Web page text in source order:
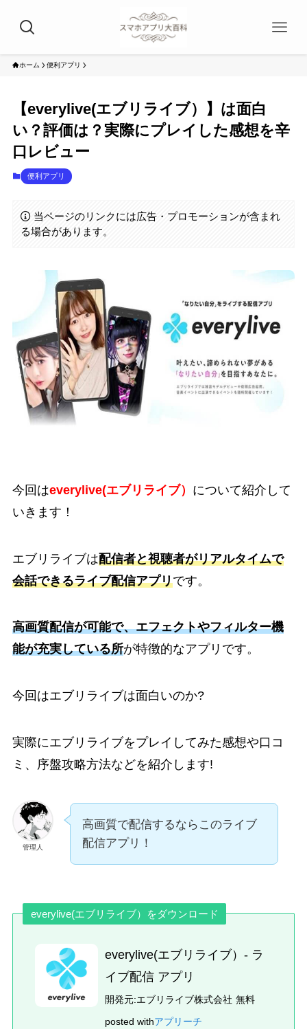
ホーム 便利アプリ
【everylive(エブリライブ）】は面白
い？評価は？実際にプレイした感想を辛
口レビュー
便利アプリ
当ページのリンクには広告・プロモーションが含まれ
る場合があります。
今回はeverylive(エブリライブ） について紹介して
いきます！
エブリライブは配信者と視聴者がリアルタイムで
会話できるライブ配信アプリです。
高画質配信が可能で、エフェクトやフィルター機
能が充実している所が特徴的なアプリです。
今回はエブリライブは面白いのか?
実際にエブリライブをプレイしてみた感想や口コ
ミ、序盤攻略方法などを紹介します!
管理人
高画質で配信するならこのライブ
配信アプリ！
everylive(エブリライブ）をダウンロード
everylive(エブリライブ）- ラ
イブ配信 アプリ
開発元:エブリライブ株式会社 無料
posted withアプリーチ